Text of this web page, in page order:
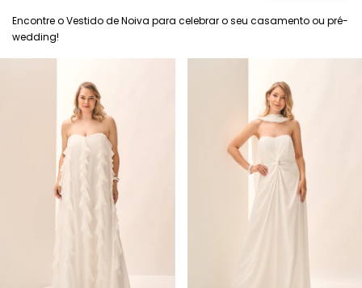
Encontre o Vestido de Noiva para celebrar o seu casamento ou pré-
wedding!